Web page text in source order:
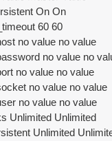
On On
60 60
no value no value
no value no
no value no value
no value no value
no value no value
Unlimited Unlimited
Unlimited